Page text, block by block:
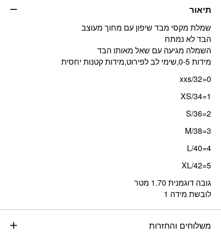
תיאור
שמלת מקסי מבד שיפון עם מחוך מעוצב
הבד לא נמתח
השמלה מגיעה עם שאל מאותו הבד
מידות 0-5,שימי לב לפירוט,מידות קטנות יחסית
0=32/xxs
1=XS/34
2=S/36
3=M/38
4=L/40
5=XL/42
גובה דוגמנית 1.70 מטר
לובשת מידה 1
משלוחים והחזרות